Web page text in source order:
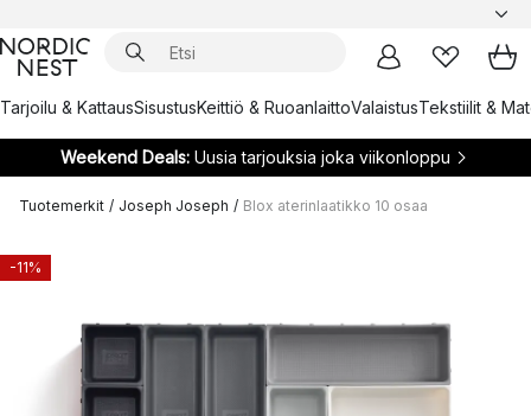
Tarjoilu & KattausSisustusKeittiö & RuoanlaittoValaistusTekstiilit &
Weekend Deals:Uusia tarjouksia joka viikonloppu
Tuotemerkit / Joseph Joseph / Blox aterinlaatikko 10 osaa
-11%